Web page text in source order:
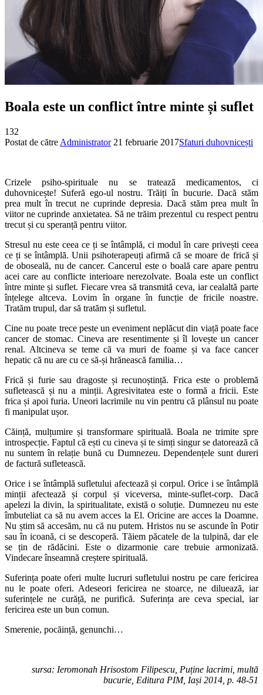
Boala este un conflict între minte și suflet
132
Postat de către Administrator 21 februarie 2017Sfaturi duhovnicești
Crizele psiho-spirituale nu se tratează medicamentos, ci
duhovnicește! Suferă ego-ul nostru. Trăiți în bucurie. Dacă stăm
prea mult în trecut ne cuprinde depresia. Dacă stăm prea mult în
viitor ne cuprinde anxietatea. Să ne trăim prezentul cu respect pentru
trecut și cu speranță pentru viitor.
Stresul nu este ceea ce ți se întâmplă, ci modul în care privești ceea
ce ți se întâmplă. Unii psihoterapeuți afirmă că se moare de frică și
de oboseală, nu de cancer. Cancerul este o boală care apare pentru
acei care au conflicte interioare nerezolvate. Boala este un conflict
între minte și suflet. Fiecare vrea să transmită ceva, iar cealaltă parte
înțelege altceva. Lovim în organe în funcție de fricile noastre.
Tratăm trupul, dar să tratăm și sufletul.
Cine nu poate trece peste un eveniment neplăcut din viață poate face
cancer de stomac. Cineva are resentimente și îl lovește un cancer
renal. Altcineva se teme că va muri de foame și va face cancer
hepatic că nu are cu ce să-și hrănească familia…
Frică și furie sau dragoste și recunoștință. Frica este o problemă
sufletească și nu a minții. Agresivitatea este o formă a fricii. Este
frica și apoi furia. Uneori lacrimile nu vin pentru că plânsul nu poate
fi manipulat ușor.
Căință, mulțumire și transformare spirituală. Boala ne trimite spre
introspecție. Faptul că ești cu cineva și te simți singur se datorează că
nu suntem în relație bună cu Dumnezeu. Dependențele sunt dureri
de factură sufletească.
Orice i se întâmplă sufletului afectează și corpul. Orice i se întâmplă
minții afectează și corpul și viceversa, minte-suflet-corp. Dacă
apelezi la divin, la spiritualitate, există o soluție. Dumnezeu nu este
îmbuteliat ca să nu avem acces la El. Oricine are acces la Doamne.
Nu știm să accesăm, nu că nu putem. Hristos nu se ascunde în Potir
sau în icoană, ci se descoperă. Tăiem păcatele de la tulpină, dar ele
se țin de rădăcini. Este o dizarmonie care trebuie armonizată.
Vindecare înseamnă creștere spirituală.
Suferința poate oferi multe lucruri sufletului nostru pe care fericirea
nu le poate oferi. Adeseori fericirea ne stoarce, ne diluează, iar
suferințele ne curăță, ne purifică. Suferința are ceva special, iar
fericirea este un bun comun.
Smerenie, pocăință, genunchi…
sursa: Ieromonah Hrisostom Filipescu, Puține lacrimi, multă
bucurie, Editura PIM, Iași 2014, p. 48-51